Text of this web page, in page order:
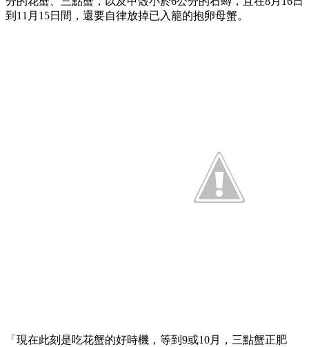
到11月15日間，還要自律放掉已入籠的抱卵母蟹。
「現在此刻是吃花蟹的好時機，等到9或10月，三點蟹正肥